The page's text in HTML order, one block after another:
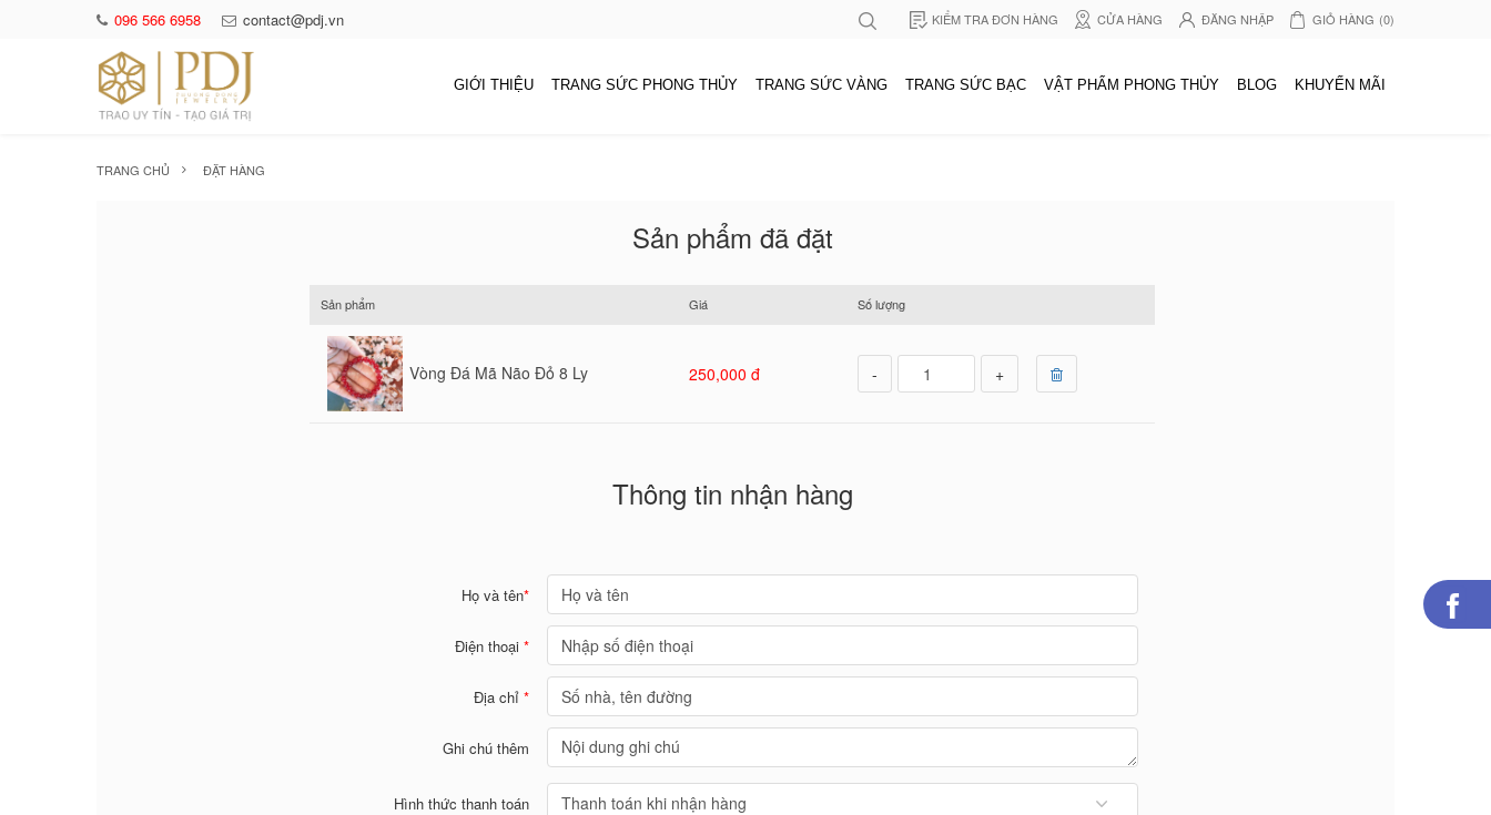
096 566 6958 contact@pdj.vn KIỂM TRA ĐƠN HÀNG CỬA HÀNG ĐĂNG NHẬP GIỎ HÀNG (0)
GIỚI THIỆU TRANG SỨC PHONG THỦY TRANG SỨC VÀNG TRANG SỨC BẠC VẬT PHẨM PHONG THỦY BLOG KHUYẾN MÃI
TRANG CHỦ ĐẶT HÀNG
Sản phẩm đã đặt
Sản phẩm Giá Số lượng
Vòng Đá Mã Não Đỏ 8 Ly 250,000 đ - +
Thông tin nhận hàng
Họ và tên*
Điện thoại*
Địa chỉ*
Ghi chú thêm
Hình thức thanh toán